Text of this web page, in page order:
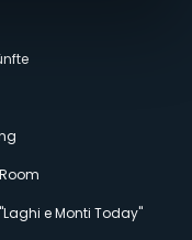
e Monti Today"